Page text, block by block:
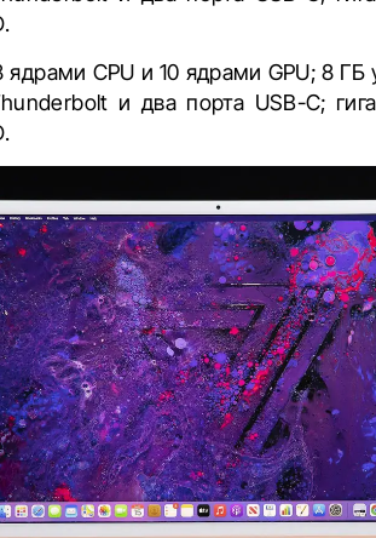
CPU и 10 ядрами GPU; 8
и два порта USB-C;